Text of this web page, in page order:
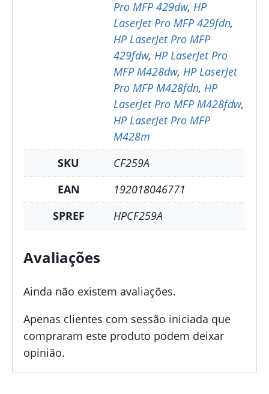
Pro MFP 429dw, HP
LaserJet Pro MFP 429fdn,
HP LaserJet Pro MFP
429fdw, HP LaserJet Pro
MFP M428dw, HP LaserJet
Pro MFP M428fdn, HP
LaserJet Pro MFP M428fdw,
HP LaserJet Pro MFP
M428m
SKU
CF259A
EAN
192018046771
SPREF
HPCF259A
Avaliações
Ainda não existem avaliações.
Apenas clientes com sessão iniciada que
compraram este produto podem deixar
opinião.